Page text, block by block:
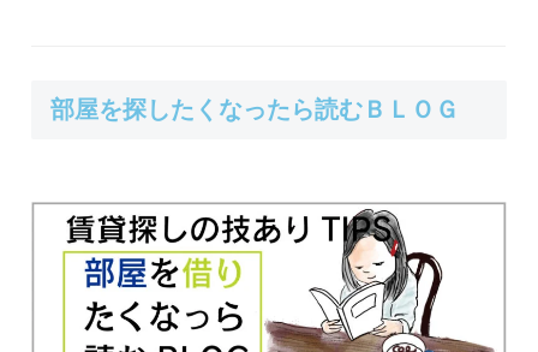
部屋を探したくなったら読むＢＬＯＧ